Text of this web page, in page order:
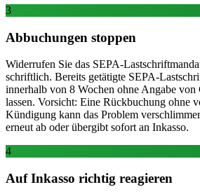
3
Abbuchungen stoppen
Widerrufen Sie das SEPA-
schriftlich. Bereits getätigte SEPA-
innerhalb von 8 Wochen ohne Angabe von
lassen. Vorsicht: Eine Rückbuchung ohne
Kündigung kann das Problem
erneut ab oder übergibt sofort an Inkasso.
4
Auf Inkasso richtig reagieren